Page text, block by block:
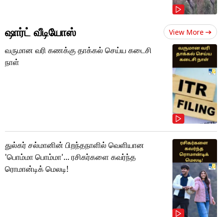
ஷார்ட் வீடியோஸ் View More
வருமான வரி கணக்கு தாக்கல் செய்ய கடைசி
நாள்
துல்கர் சல்மானின் பிறந்தநாளில் வெளியான
'பொம்மா பொம்மா'... ரசிகர்களை கவர்ந்த
ரொமான்டிக் மெலடி!